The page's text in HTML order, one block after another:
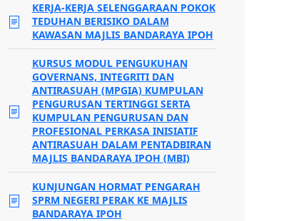
KERJA-KERJA SELENGGARAAN POKOK
TEDUHAN BERISIKO DALAM
KAWASAN MAJLIS BANDARAYA IPOH
KURSUS MODUL PENGUKUHAN
GOVERNANS, INTEGRITI DAN
ANTIRASUAH (MPGIA) KUMPULAN
PENGURUSAN TERTINGGI SERTA
KUMPULAN PENGURUSAN DAN
PROFESIONAL PERKASA INISIATIF
ANTIRASUAH DALAM PENTADBIRAN
MAJLIS BANDARAYA IPOH (MBI)
KUNJUNGAN HORMAT PENGARAH
SPRM NEGERI PERAK KE MAJLIS
BANDARAYA IPOH